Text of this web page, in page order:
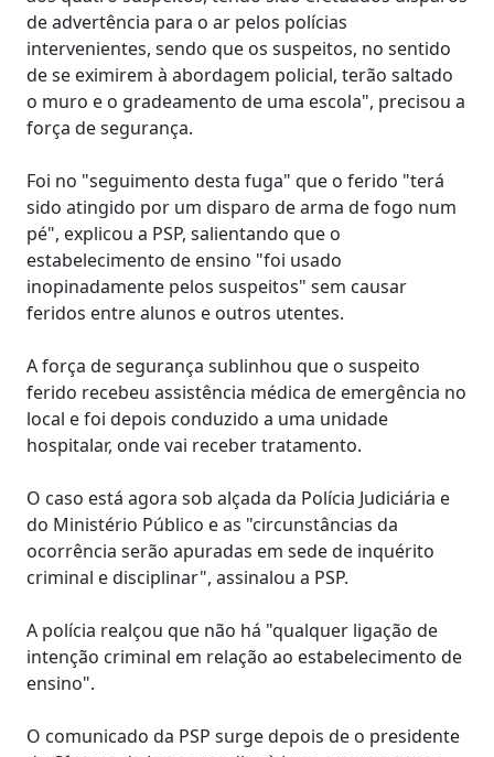
de advertência para o ar pelos polícias
intervenientes, sendo que os suspeitos, no sentido
de se eximirem à abordagem policial, terão saltado
o muro e o gradeamento de uma escola", precisou a
força de segurança.
Foi no "seguimento desta fuga" que o ferido "terá
sido atingido por um disparo de arma de fogo num
pé", explicou a PSP, salientando que o
estabelecimento de ensino "foi usado
inopinadamente pelos suspeitos" sem causar
feridos entre alunos e outros utentes.
A força de segurança sublinhou que o suspeito
ferido recebeu assistência médica de emergência no
local e foi depois conduzido a uma unidade
hospitalar, onde vai receber tratamento.
O caso está agora sob alçada da Polícia Judiciária e
do Ministério Público e as "circunstâncias da
ocorrência serão apuradas em sede de inquérito
criminal e disciplinar", assinalou a PSP.
A polícia realçou que não há "qualquer ligação de
intenção criminal em relação ao estabelecimento de
ensino".
O comunicado da PSP surge depois de o presidente